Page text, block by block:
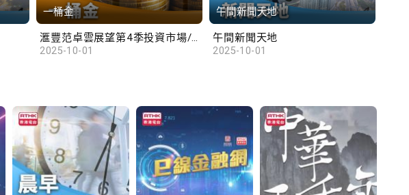
一桶金
2025-10-01
午間新聞天地
午間新聞天地
2025-10-01